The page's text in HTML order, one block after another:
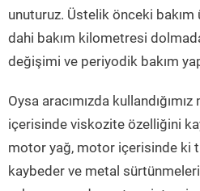
unuturuz. Üstelik önceki bakım
dahi bakım kilometresi
değişimi ve periyodik bakım
Oysa aracımızda kullandığımız
içerisinde viskozite özelliğini
motor yağ, motor içerisinde ki
kaybeder ve metal